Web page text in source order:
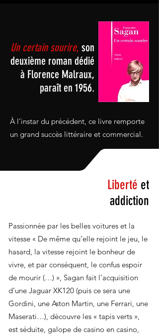
Un certain sourire, son
deuxième roman dédié
à Florence Malraux,
paraît en 1956.
À l’instar du précédent, ce livre remporte
un grand succès littéraire et commercial.
Liberté et
addiction
Passionnée par les belles voitures et la
vitesse « De même qu’elle rejoint le jeu, le
hasard, la vitesse rejoint le bonheur de
vivre, et par conséquent, le confus espoir
de mourir (…) », Sagan fait l’acquisition
d’une Jaguar XK120 (puis ce sera une
Gordini, une Aston Martin, une Ferrari, une
Maserati…), découvre les « tapis verts »,
est séduite, galope de casino en casino,